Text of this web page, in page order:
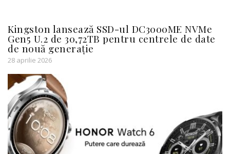
Kingston lansează SSD-ul DC3000ME NVMe
Gen5 U.2 de 30,72TB pentru centrele de date
de nouă generație
28 aprilie 2026